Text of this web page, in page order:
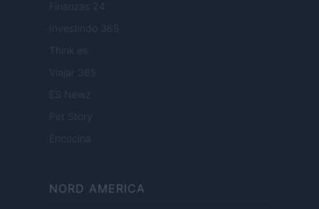
Finanzas 24
Investindo 365
Think.es
Viajar 365
ES Newz
Pet Story
Encocina
NORD AMERICA